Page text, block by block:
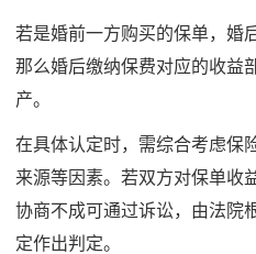
若是婚前一方购买的保单，婚
那么婚后缴纳保费对应的收益
产。
在具体认定时，需综合考虑保
来源等因素。若双方对保单收
协商不成可通过诉讼，由法院
定作出判定。